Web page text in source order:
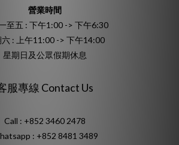
營業時間
至五 : 下午1:00 -> 下午6:30
: 上午11:00 -> 下午14:00
星期日及公眾假期休息
服專線 Contact Us
Call : +852 3460 2478
: +852 8481 3489